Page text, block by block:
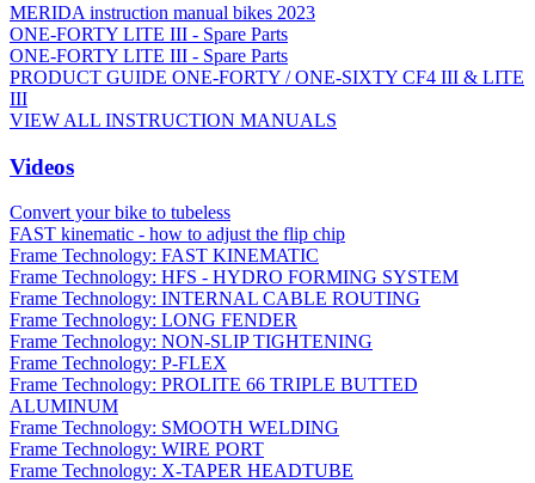
MERIDA instruction manual bikes 2023
ONE-FORTY LITE III - Spare Parts
ONE-FORTY LITE III - Spare Parts
PRODUCT GUIDE ONE-FORTY / ONE-SIXTY CF4 III & LITE
III
VIEW ALL INSTRUCTION MANUALS
Videos
Convert your bike to tubeless
FAST kinematic - how to adjust the flip chip
Frame Technology: FAST KINEMATIC
Frame Technology: HFS - HYDRO FORMING SYSTEM
Frame Technology: INTERNAL CABLE ROUTING
Frame Technology: LONG FENDER
Frame Technology: NON-SLIP TIGHTENING
Frame Technology: P-FLEX
Frame Technology: PROLITE 66 TRIPLE BUTTED
ALUMINUM
Frame Technology: SMOOTH WELDING
Frame Technology: WIRE PORT
Frame Technology: X-TAPER HEADTUBE